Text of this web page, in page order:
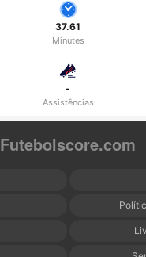
37.61
Minutes
-
Assistências
Futebolscore.com